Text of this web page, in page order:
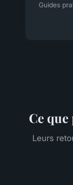
Guides
Ce
Leurs